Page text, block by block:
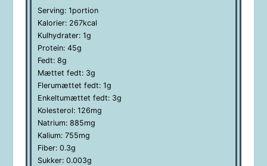
Serving: 1portion
Kalorier: 267kcal
Kulhydrater: 1g
Protein: 45g
Fedt: 8g
Mættet fedt: 3g
Flerumættet fedt: 1g
Enkeltumættet fedt: 3g
Kolesterol: 126mg
Natrium: 885mg
Kalium: 755mg
Fiber: 0.3g
Sukker: 0.003g